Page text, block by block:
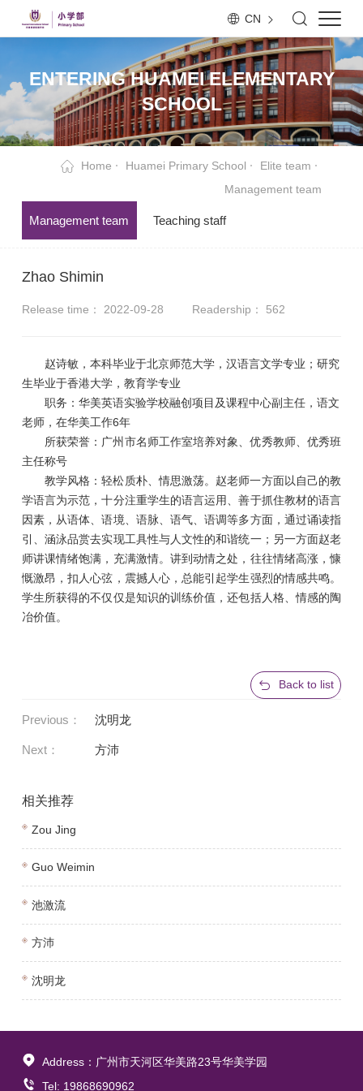
CN
ENTERING HUAMEI ELEMENTARY
SCHOOL
Management team Teaching staff
Home Huamei Primary School
Elite team
Management team
Zhao Shimin
Release time： 2022-09-28 Readership： 562
赵诗敏，本科毕业于北京师范大学，汉语言文学专业；研究
生毕业于香港大学，教育学专业
职务：华美英语实验学校融创项目及课程中心副主任，语文
老师，在华美工作6年
所获荣誉：广州市名师工作室培养对象、优秀教师、优秀班
主任称号
教学风格：轻松质朴、情思激荡。赵老师一方面以自己的教
学语言为示范，十分注重学生的语言运用、善于抓住教材的语言
因素，从语体、语境、语脉、语气、语调等多方面，通过诵读指
引、涵泳品赏去实现工具性与人文性的和谐统一；另一方面赵老
师讲课情绪饱满，充满激情。讲到动情之处，往往情绪高涨，慷
慨激昂，扣人心弦，震撼人心，总能引起学生强烈的情感共鸣。
学生所获得的不仅仅是知识的训练价值，还包括人格、情感的陶
冶价值。
Back to list
Previous： 沈明龙
Next： 方沛
相关推荐
Zou Jing
Guo Weimin
池激流
方沛
沈明龙
Address：广州市天河区华美路23号华美学园
Tel: 19868690962